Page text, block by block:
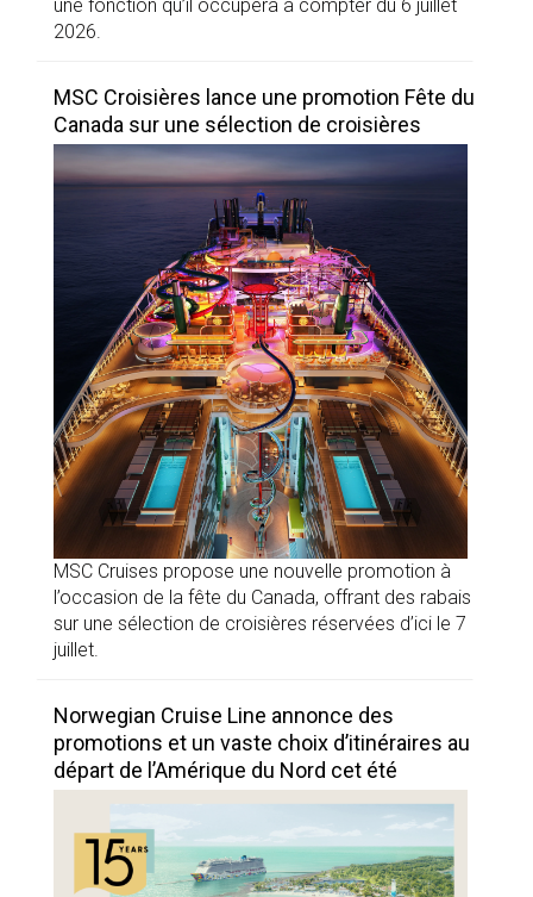
une fonction qu’il occupera à compter du 6 juillet
2026.
MSC Croisières lance une promotion Fête du
Canada sur une sélection de croisières
MSC Cruises propose une nouvelle promotion à
l’occasion de la fête du Canada, offrant des rabais
sur une sélection de croisières réservées d’ici le 7
juillet.
Norwegian Cruise Line annonce des
promotions et un vaste choix d’itinéraires au
départ de l’Amérique du Nord cet été